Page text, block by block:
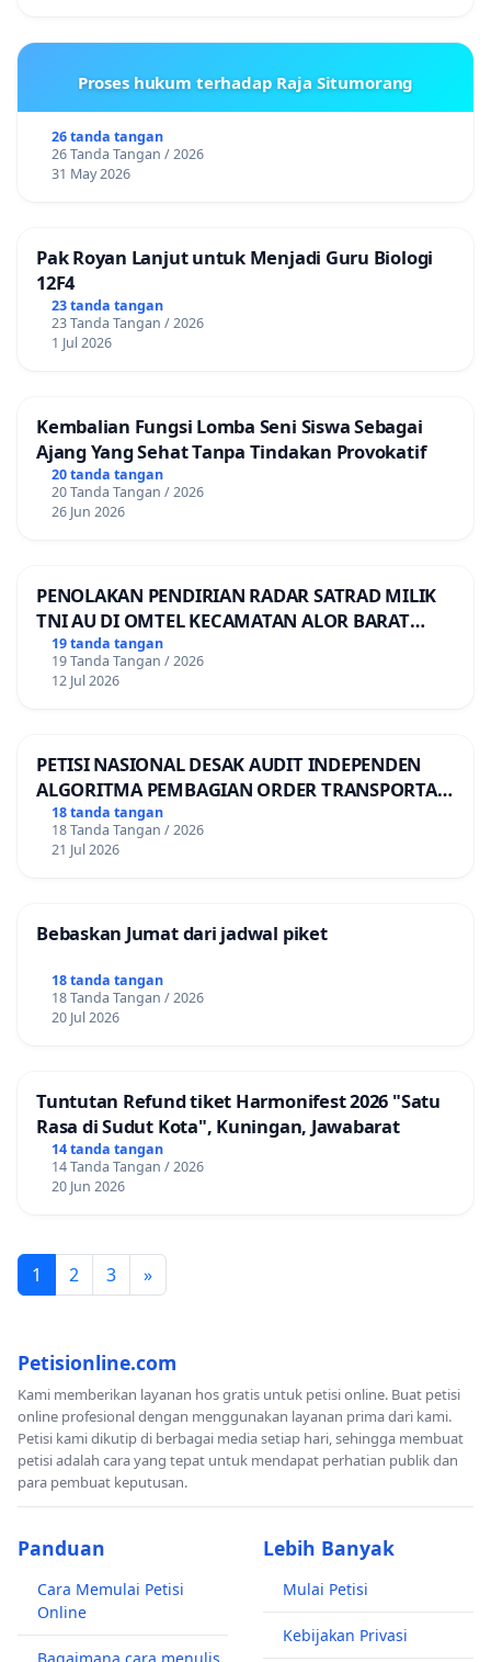
Proses hukum terhadap Raja Situmorang
26 tanda tangan
26 Tanda Tangan / 2026
31 May 2026
Pak Royan Lanjut untuk Menjadi Guru Biologi
12F4
23 tanda tangan
23 Tanda Tangan / 2026
1 Jul 2026
Kembalian Fungsi Lomba Seni Siswa Sebagai
Ajang Yang Sehat Tanpa Tindakan Provokatif
20 tanda tangan
20 Tanda Tangan / 2026
26 Jun 2026
PENOLAKAN PENDIRIAN RADAR SATRAD MILIK
TNI AU DI OMTEL KECAMATAN ALOR BARAT
LAUT, KABUPATEN ALOR
19 tanda tangan
19 Tanda Tangan / 2026
12 Jul 2026
PETISI NASIONAL DESAK AUDIT INDEPENDEN
ALGORITMA PEMBAGIAN ORDER TRANSPORTASI
ONLINE
18 tanda tangan
18 Tanda Tangan / 2026
21 Jul 2026
Bebaskan Jumat dari jadwal piket
18 tanda tangan
18 Tanda Tangan / 2026
20 Jul 2026
Tuntutan Refund tiket Harmonifest 2026 "Satu
Rasa di Sudut Kota", Kuningan, Jawabarat
14 tanda tangan
14 Tanda Tangan / 2026
20 Jun 2026
1 2 3 »
Petisionline.com
Kami memberikan layanan hos gratis untuk petisi online. Buat petisi
online profesional dengan menggunakan layanan prima dari kami.
Petisi kami dikutip di berbagai media setiap hari, sehingga membuat
petisi adalah cara yang tepat untuk mendapat perhatian publik dan
para pembuat keputusan.
Panduan
Cara Memulai Petisi
Online
Lebih Banyak
Mulai Petisi
Kebijakan Privasi